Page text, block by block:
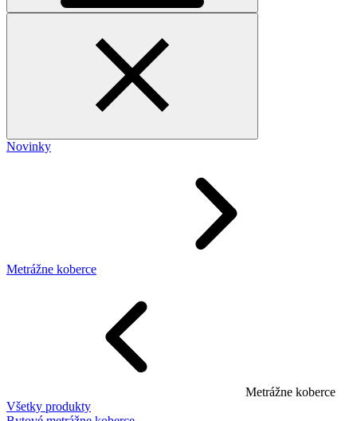
Novinky
Metrážne koberce
Metrážne koberce
Všetky produkty